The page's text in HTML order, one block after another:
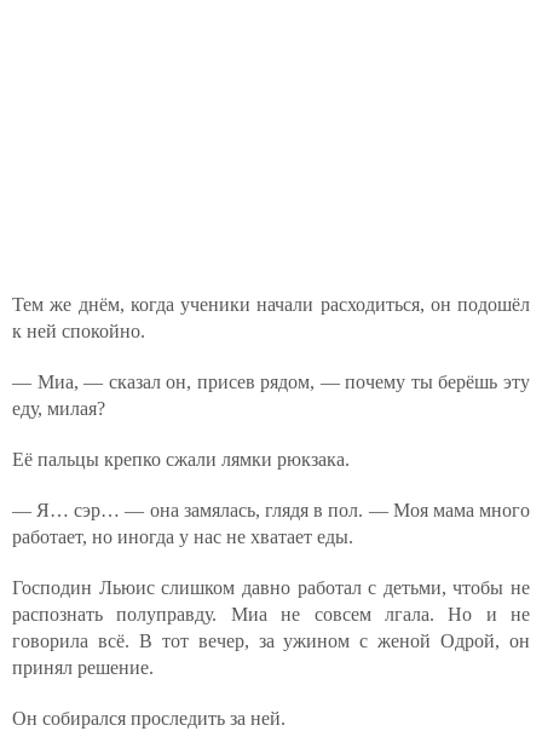
Тем же днём, когда ученики начали расходиться, он подошёл
к ней спокойно.
— Миа, — сказал он, присев рядом, — почему ты берёшь эту
еду, милая?
Её пальцы крепко сжали лямки рюкзака.
— Я… сэр… — она замялась, глядя в пол. — Моя мама много
работает, но иногда у нас не хватает еды.
Господин Льюис слишком давно работал с детьми, чтобы не
распознать полуправду. Миа не совсем лгала. Но и не
говорила всё. В тот вечер, за ужином с женой Одрой, он
принял решение.
Он собирался проследить за ней.